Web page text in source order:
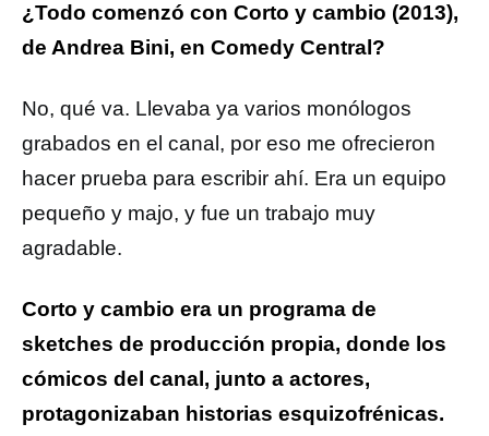
¿Todo comenzó con Corto y cambio (2013),
de Andrea Bini, en Comedy Central?
No, qué va. Llevaba ya varios monólogos
grabados en el canal, por eso me ofrecieron
hacer prueba para escribir ahí. Era un equipo
pequeño y majo, y fue un trabajo muy
agradable.
Corto y cambio era un programa de
sketches de producción propia, donde los
cómicos del canal, junto a actores,
protagonizaban historias esquizofrénicas.